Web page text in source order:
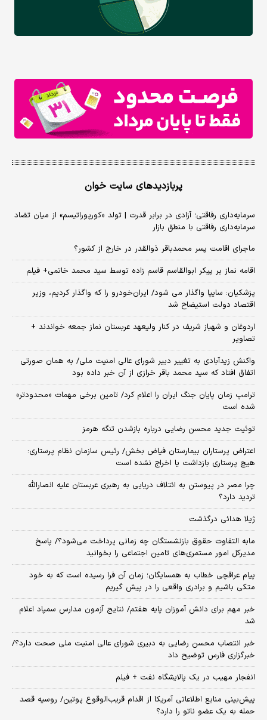
پربازدیدهای سایت خوان
سرمایه‌داری رفاقتی؛ آزادی در برابر قدرت | تولد «کورپوراتیسم» از میان تضاد
سرمایه‌داری رفاقتی با منطق بازار
ماجرای اقامت پسر محمدباقر ذوالقدر در خارج از کشور؟
اقامه نماز بر پیکر ابوالقاسم قاسم زاده توسط سید محمد خاتمی+ فیلم
پزشکیان: سایپا واگذار می شود/ ایران‌خودرو را که واگذار کردیم، وزیر
اقتصاد دولت استیضاح شد
اردوغان و شهباز شریف در کنار ولیعهد عربستان نماز جمعه خواندند +
تصاویر
واکنش زیدآبادی به تغییر دبیر شورای عالی امنیت ملی/ به همان صورتی
اتفاق افتاد که سید محمد باقر خرازی از آن خبر داده بود
ترامپ زمان پایان جنگ ایران را اعلام کرد/ تامین برخی مهمات «محدودتر»
شده است
توئیت جدید محسن رضایی درباره بازشدن تنگه هرمز
اعتراض پرستاران بیمارستان فیاض بخش/ رئیس سازمان نظام پرستاری:
هیچ پرستاری بازداشت یا اخراج نشده است
چرا مصر در پیوستن به ائتلاف دریایی به رهبری عربستان علیه انصارالله
تردید دارد؟
ژیلا هدائی درگذشت
مابه التفاوت حقوق بازنشستگان چه زمانی پرداخت می‌شود؟/ پاسخ
مدیرکل امور مستمری‌های تامین اجتماعی را بخوانید
پیام عراقچی خطاب به همسایگان؛ زمان آن فرا رسیده است که به خود
متکی باشیم و برادری واقعی را در پیش گیریم
خبر مهم برای دانش آموزان پایه هفتم/ نتایج آزمون مدارس سمپاد اعلام
شد
خبر انتصاب محسن رضایی به دبیری شورای عالی امنیت ملی صحت دارد؟/
خبرگزاری فارس توضیح داد
انفجار مهیب در یک پالایشگاه نفت + فیلم
پیش‌بینی منابع اطلاعاتی آمریکا از اقدام قریب‌الوقوع پوتین/ روسیه قصد
حمله به یک عضو ناتو را دارد؟